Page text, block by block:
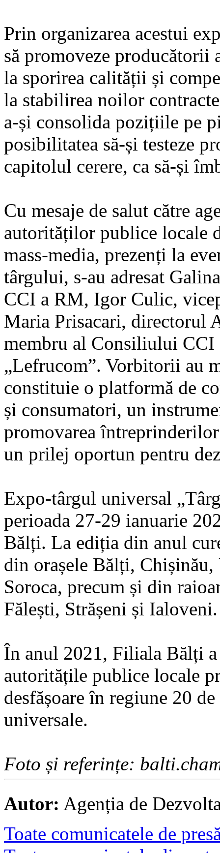
Prin organizarea acestui
să promoveze producătorii
la sporirea calității și
la stabilirea noilor
a-și consolida pozițiile pe
posibilitatea să-și testeze
capitolul cerere, ca să-și
Cu mesaje de salut către
autorităților publice locale
mass-media, prezenți la
târgului, s-au adresat
CCI a RM, Igor Culic,
Maria Prisacari, directorul
membru al Consiliului
„Lefrucom”. Vorbitorii au
constituie o platformă de
și consumatori, un
promovarea
un prilej oportun pentru
Expo-târgul universal
perioada 27-29 ianuarie
Bălți. La ediția din anul
din orașele Bălți,
Soroca, precum și din
Fălești, Strășeni și Ialoveni.
În anul 2021, Filiala Bălți
autoritățile publice locale
desfășoare în regiune 20
universale.
Foto și referințe:
Autor: Agenția de
Toate comunicatele de